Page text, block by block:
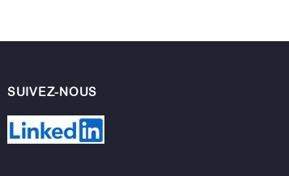
SUIVEZ-NOUS